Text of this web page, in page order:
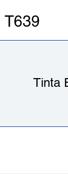
T639
Tinta